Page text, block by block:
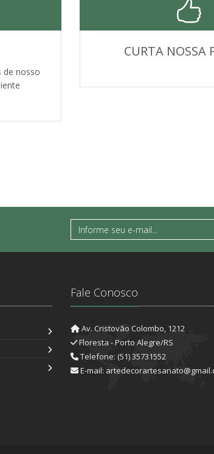
de nosso
CURTA NOSSA
Fale Conosco
Av. Cristovão Colombo, 1212
Floresta - Porto Alegre/RS
Telefone: (51) 35731552
E-mail: